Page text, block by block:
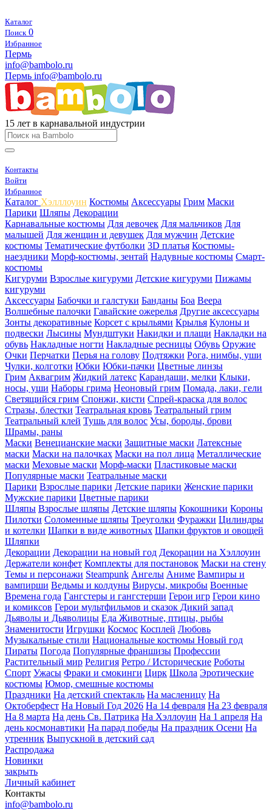
Каталог
Поиск 0
Избранное
Пермь
info@bambolo.ru
Пермь info@bambolo.ru
15 лет в карнавальной индустрии
Контакты
Войти
Избранное
Каталог Хэлллоуин Костюмы Аксессуары Грим Маски
Парики Шляпы Декорации
Карнавальные костюмы Для девочек Для мальчиков Для
малышей Для женщин и девушек Для мужчин Детские
костюмы Тематические футболки 3D платья Костюмы-
наездники Морф-костюмы, зентай Надувные костюмы Смарт-
костюмы
Кигуруми Взрослые кигуруми Детские кигуруми Пижамы
кигуруми
Аксессуары Бабочки и галстуки Банданы Боа Веера
Волшебные палочки Гавайские ожерелья Другие аксессуары
Зонты декоративные Корсет с крыльями Крылья Кулоны и
подвески Лысины Мундштуки Накидки и плащи Накладки на
обувь Накладные ногти Накладные ресницы Обувь Оружие
Очки Перчатки Перья на голову Подтяжки Рога, нимбы, уши
Чулки, колготки Юбки Юбки-пачки Цветные линзы
Грим Аквагрим Жидкий латекс Карандаши, мелки Клыки,
носы, уши Наборы грима Неоновый грим Помада, лаки, гели
Светящийся грим Спонжи, кисти Спрей-краска для волос
Стразы, блестки Театральная кровь Театральный грим
Театральный клей Тушь для волос Усы, бороды, брови
Шрамы, раны
Маски Венецианские маски Защитные маски Латексные
маски Маски на палочках Маски на пол лица Металлические
маски Меховые маски Морф-маски Пластиковые маски
Популярные маски Театральные маски
Парики Взрослые парики Детские парики Женские парики
Мужские парики Цветные парики
Шляпы Взрослые шляпы Детские шляпы Кокошники Короны
Пилотки Соломенные шляпы Треуголки Фуражки Цилиндры
и котелки Шапки в виде животных Шапки фруктов и овощей
Шляпки
Декорации Декорации на новый год Декорации на Хэллоуин
Держатели конфет Комплекты для постановок Маски на стену
Темы и персонажи Steampunk Ангелы Аниме Вампиры и
вампирши Ведьмы и колдуны Вирусы, микробы Военные
Времена года Гангстеры и гангстерши Герои игр Герои кино
и комиксов Герои мультфильмов и сказок Дикий запад
Дьяволы и Дьяволицы Еда Животные, птицы, рыбы
Знаменитости Игрушки Космос Косплей Любовь
Музыкальные стили Национальные костюмы Новый год
Пираты Погода Популярные франшизы Профессии
Растительный мир Религия Ретро / Исторические Роботы
Спорт Ужасы Фраки и смокинги Цирк Школа Эротические
костюмы Юмор, смешные костюмы
Праздники На детский спектакль На масленицу На
Октоберфест На Новый Год 2026 На 14 февраля На 23 февраля
На 8 марта На день Св. Патрика На Хэллоуин На 1 апреля На
день космонавтики На парад победы На праздник Осени На
утренник Выпускной в детский сад
Распродажа
Новинки
закрыть
Личный кабинет
Контакты
info@bambolo.ru